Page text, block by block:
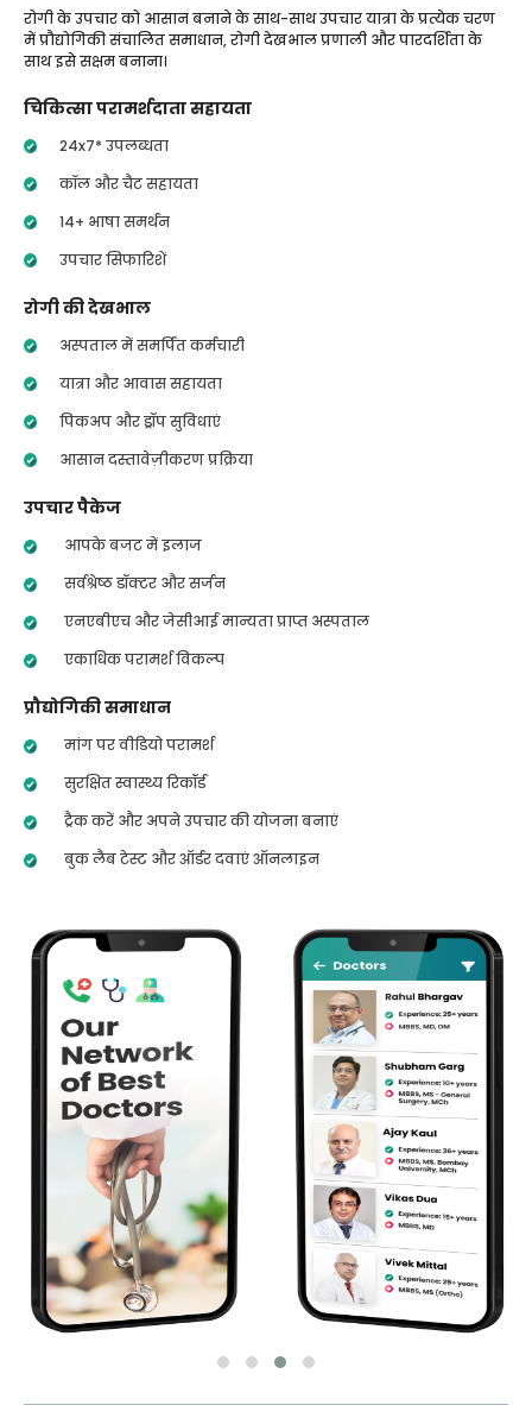
रोगी के उपचार को आसान बनाने के साथ-साथ उपचार यात्रा के प्रत्येक चरण
में प्रौद्योगिकी संचालित समाधान, रोगी देखभाल प्रणाली और पारदर्शिता के
साथ इसे सक्षम बनाना।
चिकित्सा परामर्शदाता सहायता
24x7* उपलब्धता
कॉल और चैट सहायता
14+ भाषा समर्थन
उपचार सिफारिशें
रोगी की देखभाल
अस्पताल में समर्पित कर्मचारी
यात्रा और आवास सहायता
पिकअप और ड्रॉप सुविधाएं
आसान दस्तावेज़ीकरण प्रक्रिया
उपचार पैकेज
आपके बजट में इलाज
सर्वश्रेष्ठ डॉक्टर और सर्जन
एनएबीएच और जेसीआई मान्यता प्राप्त अस्पताल
एकाधिक परामर्श विकल्प
प्रौद्योगिकी समाधान
मांग पर वीडियो परामर्श
सुरक्षित स्वास्थ्य रिकॉर्ड
ट्रैक करें और अपने उपचार की योजना बनाएं
बुक लैब टेस्ट और ऑर्डर दवाएं ऑनलाइन